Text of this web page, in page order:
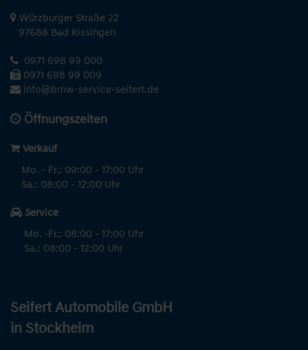
Würzburger Straße 22
97688 Bad Kissingen
0971 698 99 000
0971 698 99 009
info@bmw-service-seifert.de
Öffnungszeiten
Verkauf
Mo. - Fr.: 09:00 - 17:00 Uhr
Sa.: 08:00 - 12:00 Uhr
Service
Mo. -Fr.: 08:00 - 17:00 Uhr
Sa.: 08:00 - 12:00 Uhr
Seifert Automobile GmbH
in Stockheim